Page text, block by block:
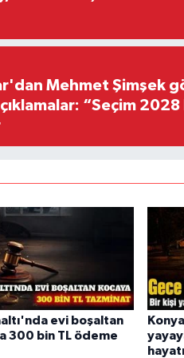
Mehmet Şimşek
“Seçim
evi boşaltan
300 bin TL ödeme